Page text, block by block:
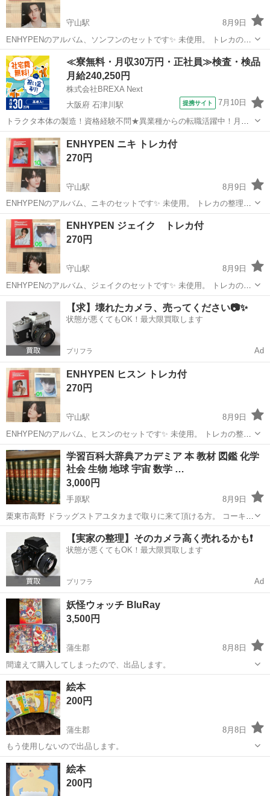
守山駅
8月9日
ENHYPENのアルバム、ソンフンのセットです✨ 未使用。 トレカの整
理のため開封のみしました。 トレカは初期傷がある場合があります。
こちらのセットは複数枚所持しています🫧
滋賀 守山市 守山駅 CD ENHYPEN
≪寮無料・月収30万円・正社員≫検査・検品
月給240,250円
株式会社BREXA Next
大阪府 石津川駅
提携サイト 7月10日
トラクタ本体の製造！資格経験不問★異業種からの転職活躍中！月収
例29万円以上！生活支援物資事前対応可◎即日入寮OK！寮費はずっと
無料＆備品付き1R寮完備！赴任旅費会社負担！工場まで無料送迎あり
◎《大阪府堺市》 人気の工場の...
大阪 堺市 その他
ENHYPEN ニキ トレカ付
270円
守山駅
8月9日
ENHYPENのアルバム、ニキのセットです✨ 未使用。 トレカの整理の
ため開封のみしました。 トレカは初期傷がある場合があります。 こち
らのセットは複数枚所持しています🫧
滋賀 守山市 ENHYPEN
ENHYPEN ジェイク トレカ付
270円
守山駅
8月9日
ENHYPENのアルバム、ジェイクのセットです✨ 未使用。 トレカの整
理のため開封のみしました。 トレカは初期傷がある場合があります。
こちらのセットは複数枚所持しています🫧
滋賀 守山市 守山駅 ENHYPEN
【求】壊れたカメラ、売ってください📷✨
状態が悪くてもOK！最大限買取します
プリフラ Ad
ENHYPEN ヒスン トレカ付
270円
守山駅
8月9日
ENHYPENのアルバム、ヒスンのセットです✨ 未使用。 トレカの整理
のため開封のみしました。 トレカは初期傷がある場合があります。 こ
ちらのセットは複数枚所持しています🫧
滋賀 守山市 守山駅 CD ENHYPEN
学習百科大辞典アカデミア 本 教材 図鑑 化学
社会 生物 地球 宇宙 数学 …
3,000円
手原駅
8月9日
栗東市高野 ドラッグストアユタカまで取りに来て頂ける方。 コーキ出
版 ≪学習百科大辞典アカデミア≫ １巻 日本の歴史 ２巻 日本の地
理 ３巻 日本の産業 ４巻 世界の地理 ５巻 社会のしくみ ６巻 動
物の科学 植物の科学...
滋賀 栗東市 手原駅 歴史、心理、教育 百科
【実家の整理】そのカメラ高く売れるかも❗️
状態が悪くてもOK！最大限買取します
プリフラ Ad
妖怪ウォッチ BluRay
3,500円
蒲生郡
8月8日
間違えて購入してしまったので、出品します。
滋賀 蒲生郡 DVD/ブルーレイ
絵本
200円
蒲生郡
8月8日
もう使用しないので出品します。
滋賀 蒲生郡 絵本
絵本
200円